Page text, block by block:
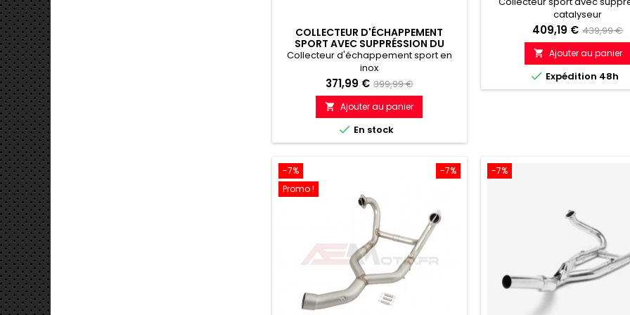
COLLECTEUR D'ÉCHAPPEMENT
SPORT AVEC SUPPRÉSSION DU
CATALYSEUR BMW R1250 2019-2023
Collecteur d'échappement sport en
inox
Prix
371,99 € Prix
de
référence
399,99 €
 Ajouter au panier
 En stock
catalyseur
Prix
409,19 € Prix
de
439,99 €
 Ajouter au panier
 Expédition 48h
-7%
-7%
Promo !
-7%